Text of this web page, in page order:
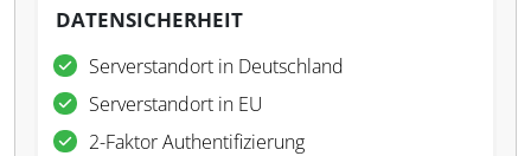
DATENSICHERHEIT
Serverstandort in Deutschland
Serverstandort in EU
2-Faktor Authentifizierung